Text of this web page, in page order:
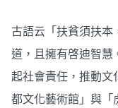
古語云「扶貧須扶本
道，且擁有啓迪智慧
起社會責任，推動
都文化藝術館」與